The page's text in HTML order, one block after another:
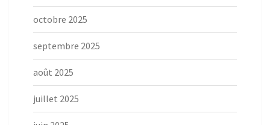
octobre 2025
septembre 2025
août 2025
juillet 2025